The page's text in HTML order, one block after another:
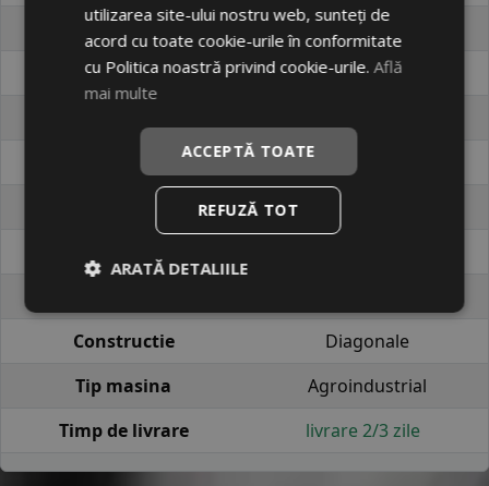
Cod produs
#44650933
EAN
5901765100125
Constructie
Diagonale
Tip masina
Agroindustrial
Timp de livrare
livrare 2/3 zile
utilizarea site-ului nostru web, sunteți de
acord cu toate cookie-urile în conformitate
cu Politica noastră privind cookie-urile.Află
mai multe
ACCEPTĂ TOATE
REFUZĂ TOT
ARATĂ DETALIILE